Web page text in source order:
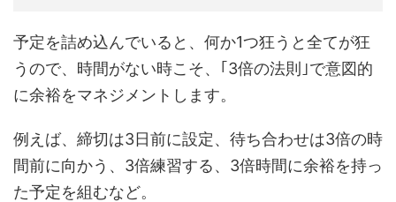
予定を詰め込んでいると、何か1つ狂うと全てが狂
うので、時間がない時こそ、｢3倍の法則｣で意図的
に余裕をマネジメントします。
例えば、締切は3日前に設定、待ち合わせは3倍の時
間前に向かう、3倍練習する、3倍時間に余裕を持っ
た予定を組むなど。